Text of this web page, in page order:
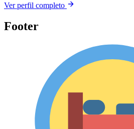
Ver perfil completo
Footer